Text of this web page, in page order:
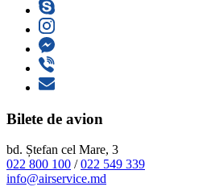
Bilete de avion
bd. Ștefan cel Mare, 3
022 800 100 /022 549 339
info@airservice.md